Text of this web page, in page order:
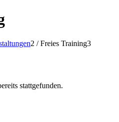
2 / Freies Training3
stattgefunden.